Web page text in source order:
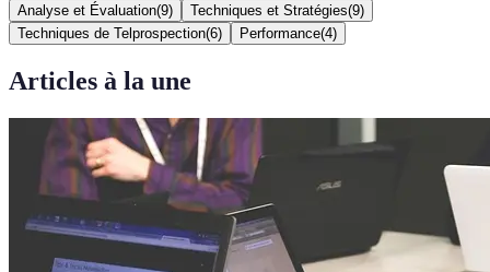
Analyse et Évaluation(9) Techniques et Stratégies(9)
Techniques de Telprospection(6) Performance(4)
Articles à la une